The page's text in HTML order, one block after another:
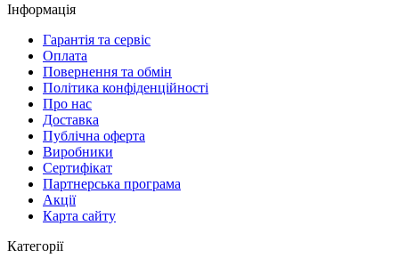
Інформація
Гарантія та сервіс
Оплата
Повернення та обмін
Політика конфіденційності
Про нас
Доставка
Публічна оферта
Виробники
Сертифікат
Партнерська програма
Акції
Карта сайту
Категорії